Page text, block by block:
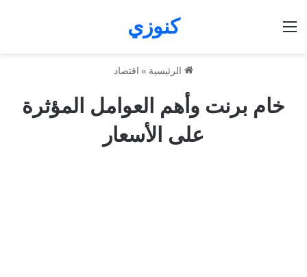
كنوزي
الرئيسية » اقتصاد
خام برنت وأهم العوامل المؤثرة
على الأسعار